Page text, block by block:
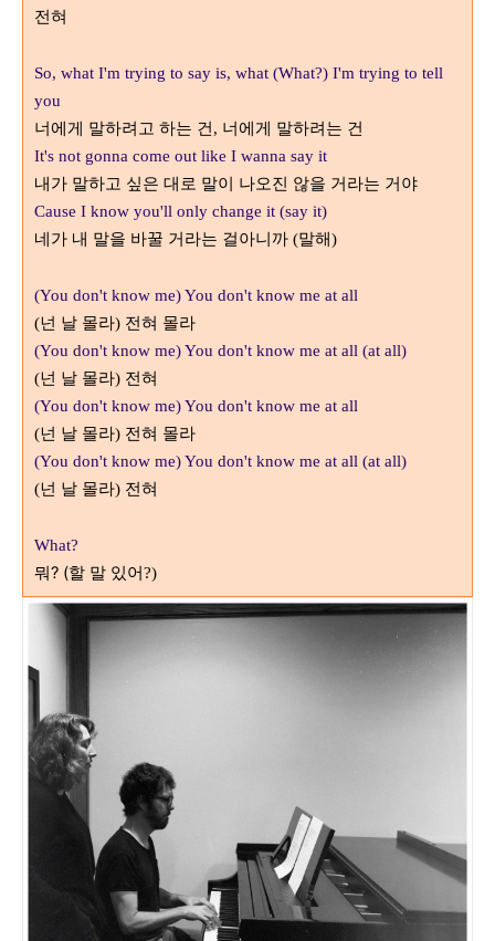
전혀
So, what I'm trying to say is, what (What?) I'm trying to tell
you
너에게 말하려고 하는 건, 너에게 말하려는 건
It's not gonna come out like I wanna say it
내가 말하고 싶은 대로 말이 나오진 않을 거라는 거야
Cause I know you'll only change it (say it)
네가 내 말을 바꿀 거라는 걸아니까 (말해)
(You don't know me) You don't know me at all
(넌 날 몰라) 전혀 몰라
(You don't know me) You don't know me at all (at all)
(넌 날 몰라) 전혀
(You don't know me) You don't know me at all
(넌 날 몰라) 전혀 몰라
(You don't know me) You don't know me at all (at all)
(넌 날 몰라) 전혀
What?
뭐? (할 말 있어?)